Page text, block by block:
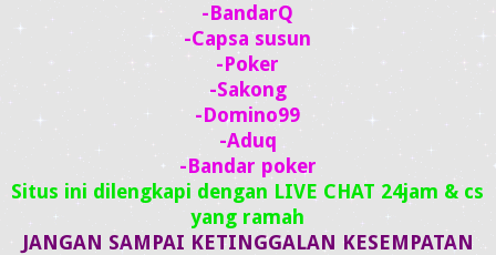
-BandarQ
-Capsa susun
-Poker
-Sakong
-Domino99
-Aduq
-Bandar poker
Situs ini dilengkapi dengan LIVE CHAT 24jam & cs
yang ramah
JANGAN SAMPAI KETINGGALAN KESEMPATAN